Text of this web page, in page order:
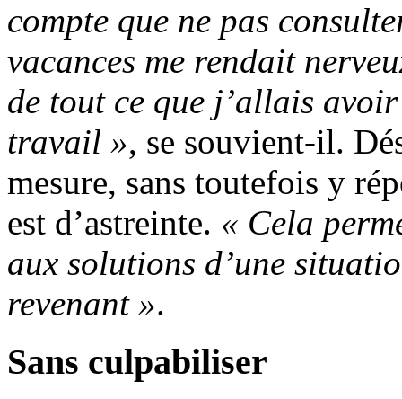
compte que ne pas
vacances me rendait
de tout ce que j’allais
travail », se souvient-il.
mesure, sans toutefois y
est d’astreinte. « Cela
aux solutions d’une
revenant ».
Sans culpabiliser